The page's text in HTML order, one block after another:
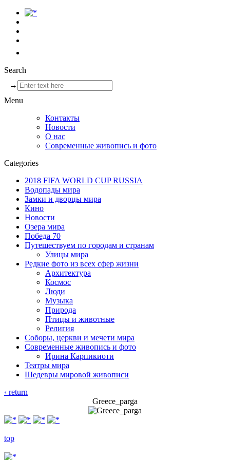
Search
→
Menu
Контакты
Новости
О нас
Современные живопись и фото
Categories
2018 FIFA WORLD CUP RUSSIA
Водопады мира
Замки и дворцы мира
Кино
Новости
Озера мира
Победа 70
Путешествуем по городам и странам
Улицы мира
Редкие фото из всех сфер жизни
Архитектура
Космос
Люди
Музыка
Природа
Птицы и животные
Религия
Соборы, церкви и мечети мира
Современные живопись и фото
Ирина Карпикиоти
Театры мира
Шедевры мировой живописи
‹ return
Greece_parga
top